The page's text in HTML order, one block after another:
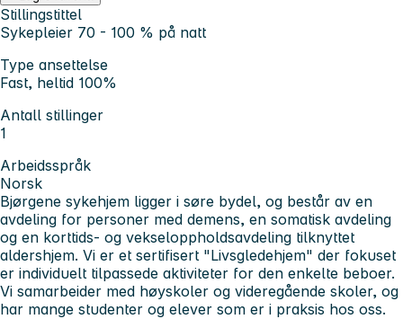
Stillingstittel
Sykepleier 70 - 100 % på natt
Type ansettelse
Fast, heltid 100%
Antall stillinger
1
Arbeidsspråk
Norsk
Bjørgene sykehjem ligger i søre bydel, og består av en
avdeling for personer med demens, en somatisk avdeling
og en korttids- og vekseloppholdsavdeling tilknyttet
aldershjem. Vi er et sertifisert "Livsgledehjem" der fokuset
er individuelt tilpassede aktiviteter for den enkelte beboer.
Vi samarbeider med høyskoler og videregående skoler, og
har mange studenter og elever som er i praksis hos oss.